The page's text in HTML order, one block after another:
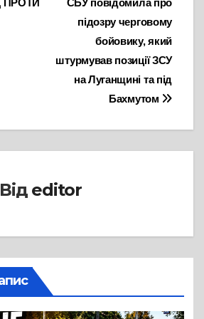
СБУ повідомила про
підозру черговому
бойовику, який
штурмував позиції ЗСУ
на Луганщині та під
Бахмутом
ПРОТИ
Від editor